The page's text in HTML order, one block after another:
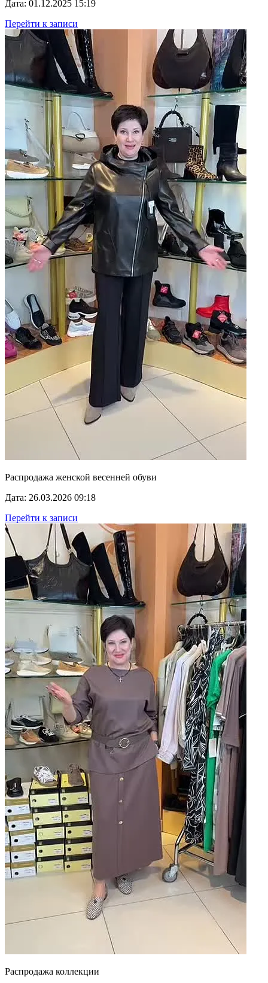
Дата: 01.12.2025 15:19
Перейти к записи
Распродажа женской весенней обуви
Дата: 26.03.2026 09:18
Перейти к записи
Распродажа коллекции